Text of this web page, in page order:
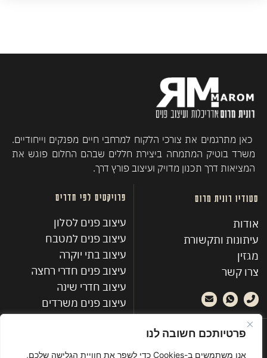
פרטיותכם חשובה לנו
אנו משתמשים ב-Cookies כדי לשפר את חוויית הגלישה שלכם,
כאן מתרגמים את צורכי הלקוח למרחבי חיים מפנקים וייחודיים.
משרד בוטיק המתמחה ביצירת חללים שבהם החלום פוגש את
המציאות דרך תכנון מדויק ועיצוב פורץ דרך.
סטודיו רונית מרום
אודות
עיתונות ותקשורת
מגזין
צרו קשר
פרויקטים לפי חדרים
עיצוב פנים לסלון
עיצוב פנים למטבח
עיצוב בתי יוקרה
עיצוב פנים חדרי רחצה
עיצוב חדרי שינה
עיצוב פנים משרדים
פרויקטים אחרונים